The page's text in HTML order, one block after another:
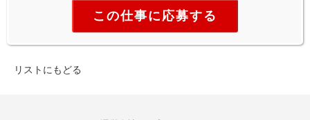
この仕事に応募する
リストにもどる